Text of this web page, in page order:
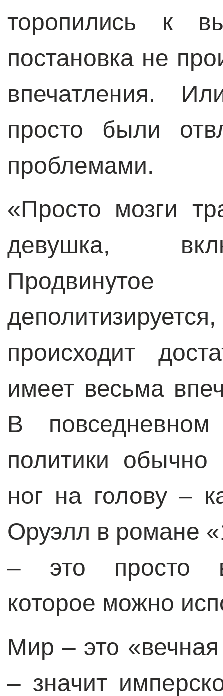
торопились к
постановка не
впечатления.
просто были
проблемами.
«Просто мозги
девушка,
происходит
имеет весьма
В
политики обычно
ног на голову –
Оруэлл в романе
– это просто
которое можно
Мир – это
– значит